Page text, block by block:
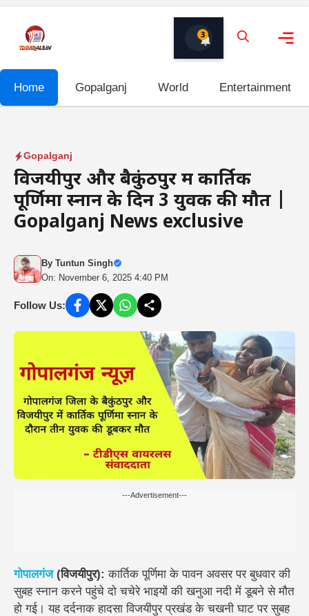
content
3
Home Gopalganj World Entertainment
Gopalganj
विजयीपुर और बैकुंठपुर में कार्तिक
पूर्णिमा स्नान के दिन 3 युवक की मौत |
Gopalganj News exclusive
By Tuntun Singh
On: November 6, 2025 4:40 PM
Follow Us:
---Advertisement---
गोपालगंज(विजयीपुर):कार्तिक पूर्णिमा के पावन अवसर पर बुधवार की
सुबह स्नान करने पहुंचे दो चचेरे भाइयों कीखनुआ नदी में डूबने से मौत
हो गई। यह दर्दनाक हादसा विजयीपुर प्रखंड केचखनी घाट पर सुबह